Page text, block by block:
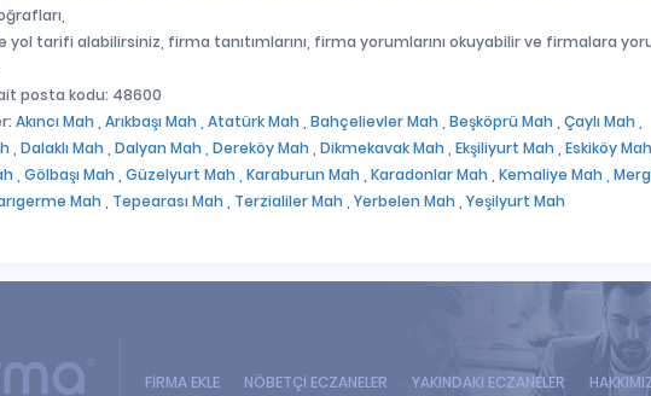
yol tarifi alabilirsiniz, firma tanıtımlarını, firma yorumlarını okuyabilir ve firmalara
posta kodu: 48600
Akıncı Mah , Arıkbaşı Mah , Atatürk Mah , Bahçelievler Mah , Beşköprü Mah , Çaylı Mah ,
, Dalaklı Mah , Dalyan Mah , Dereköy Mah , Dikmekavak Mah , Ekşiliyurt Mah , Eskiköy Mah ,
, Gölbaşı Mah , Güzelyurt Mah , Karaburun Mah , Karadonlar Mah , Kemaliye Mah ,
Mah , Tepearası Mah , Terzialiler Mah , Yerbelen Mah , Yeşilyurt Mah
FİRMA EKLE NÖBETÇİ ECZANELER YAKINDAKİ ECZANELER